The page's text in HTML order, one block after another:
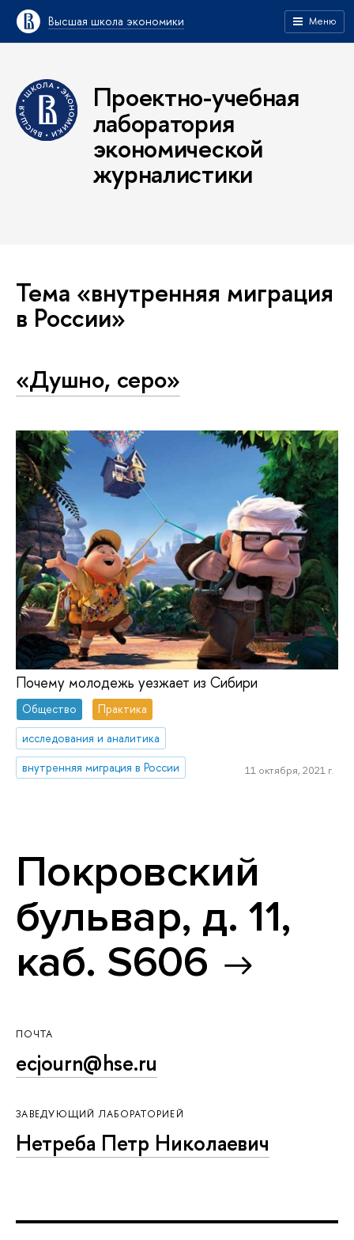
Высшая школа экономики Меню
Проектно-учебная
лаборатория
экономической
журналистики
Тема «внутренняя миграция
в России»
«Душно, серо»
Почему молодежь уезжает из Сибири
Общество
Практика
исследования и аналитика
внутренняя миграция в России
11 октября, 2021 г.
Покровский
бульвар, д. 11,
каб. S606
ПОЧТА
ecjourn@hse.ru
ЗАВЕДУЮЩИЙ ЛАБОРАТОРИЕЙ
Нетреба Петр Николаевич